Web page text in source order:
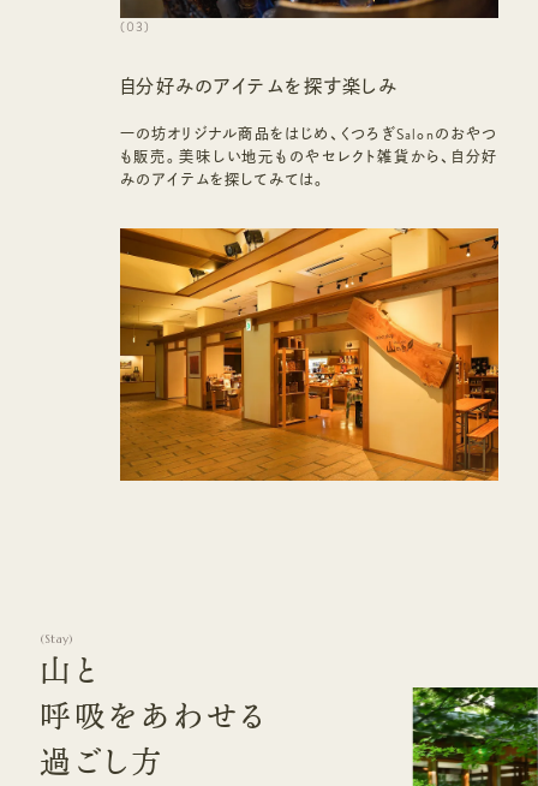
(03)
自分好みのアイテムを探す楽しみ
一の坊オリジナル商品をはじめ、くつろぎSalonのおやつ
も販売。美味しい地元ものやセレクト雑貨から、自分好
みのアイテムを探してみては。
(Stay)
山と
呼吸をあわせる
過ごし方